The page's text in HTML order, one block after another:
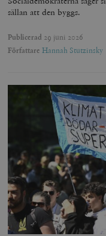
sällan att den byggs.
Publicerad 29 juni 2026
Författare Hannah Stutzinsky